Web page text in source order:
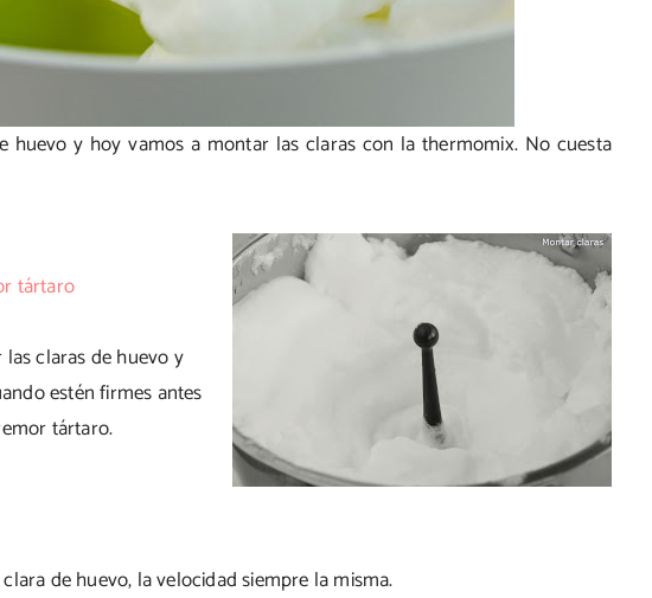
huevo y hoy vamos a montar las claras con la thermomix. No cuesta
tártaro
claras de huevo y
estén firmes antes
tártaro.
de huevo, la velocidad siempre la misma.